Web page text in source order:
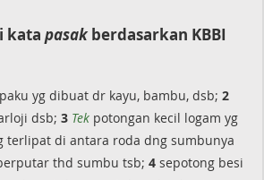
kata pasakberdasarkan KBBI
paku yg dibuat dr kayu, bambu, dsb; 2
dsb; 3 Tek potongan kecil logam yg
terlipat di antara roda dng sumbunya
thd sumbu tsb; 4 sepotong besi